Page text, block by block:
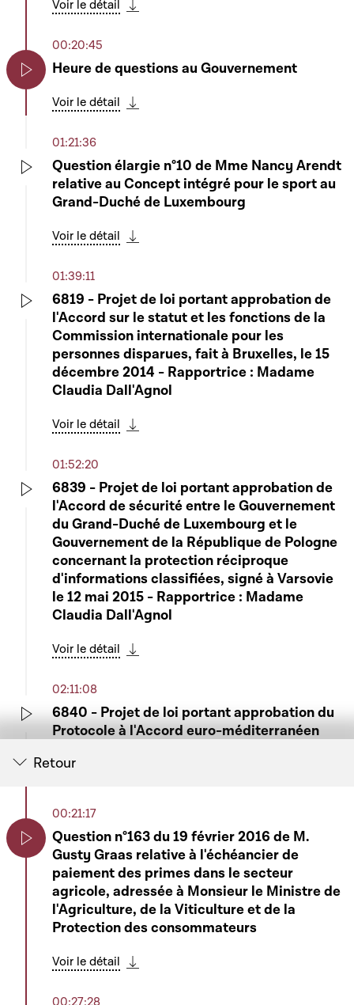
Voir le détail
00:20:45
Heure de questions au Gouvernement
Voir le détail
Retour
00:21:17
Question n°163 du 19 février 2016 de M.
Gusty Graas relative à l'échéancier de
paiement des primes dans le secteur
agricole, adressée à Monsieur le Ministre de
l'Agriculture, de la Viticulture et de la
Protection des consommateurs
Voir le détail
00:27:28
01:21:36
Question élargie n°10 de Mme Nancy Arendt
relative au Concept intégré pour le sport au
Grand-Duché de Luxembourg
Voir le détail
01:39:11
6819 - Projet de loi portant approbation de
l'Accord sur le statut et les fonctions de la
Commission internationale pour les
personnes disparues, fait à Bruxelles, le 15
décembre 2014 - Rapportrice : Madame
Claudia Dall'Agnol
Voir le détail
01:52:20
6839 - Projet de loi portant approbation de
l'Accord de sécurité entre le Gouvernement
du Grand-Duché de Luxembourg et le
Gouvernement de la République de Pologne
concernant la protection réciproque
d'informations classifiées, signé à Varsovie
le 12 mai 2015 - Rapportrice : Madame
Claudia Dall'Agnol
Voir le détail
02:11:08
6840 - Projet de loi portant approbation du
Protocole à l'Accord euro-méditerranéen
Communauté européenne et ses Etats
de l'adhésion à l'Union européenne de la
République tchèque, de la République
d'Estonie, de la République de Chypre, de la
République de Lettonie, de la République de
Lituanie, de la République de Hongrie, de
Malte, de la République de Pologne, de la
République de Slovénie et de la République
Rapportrice : Madame Claudia Dall'Agnol
Voir le détail
Play